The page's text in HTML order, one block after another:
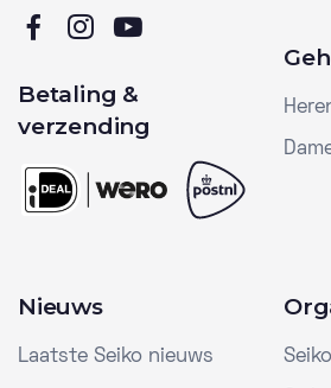
Betaling &
verzending
Nieuws
Laatste Seiko nieuws